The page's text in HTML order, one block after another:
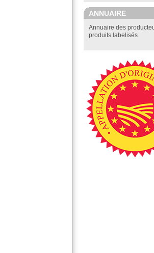
ANNUAIRE
Annuaire des
produits labelisés